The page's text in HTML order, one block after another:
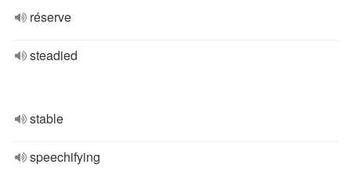
réserve
steadied
stable
speechifying